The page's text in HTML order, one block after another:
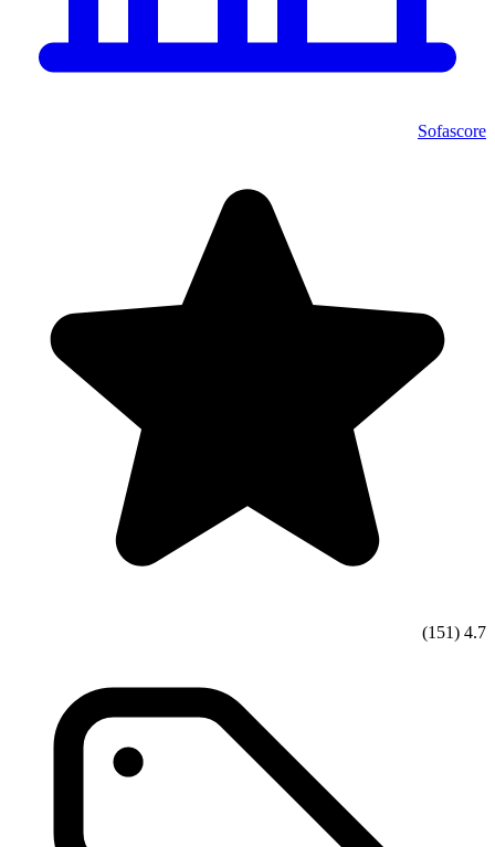
Sofascore‏
4.7
(151)